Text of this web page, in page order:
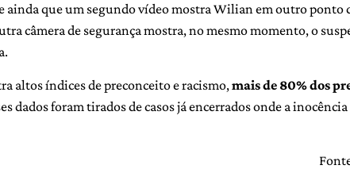
ainda que um segundo vídeo mostra Wilian em outro ponto
câmera de segurança mostra, no mesmo momento, o
altos índices de preconceito e racismo, mais de 80% dos
dados foram tirados de casos já encerrados onde a